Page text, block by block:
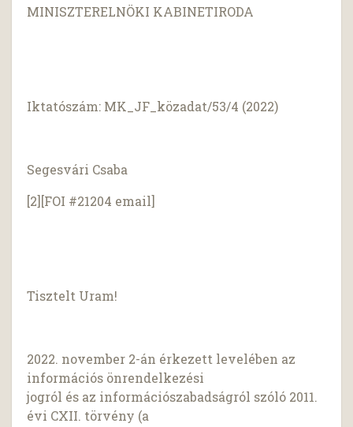
MINISZTERELNÖKI KABINETIRODA
Iktatószám: MK_JF_közadat/53/4 (2022)
Segesvári Csaba
[2][FOI #21204 email]
Tisztelt Uram!
2022. november 2-án érkezett levelében az
információs önrendelkezési
jogról és az információszabadságról szóló 2011.
évi CXII. törvény (a